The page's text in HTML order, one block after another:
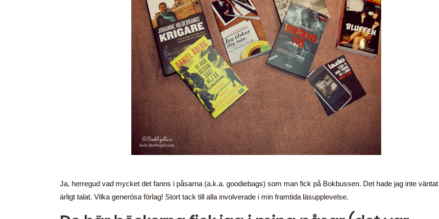
Ja, herregud vad mycket det fanns i påsarna (a.k.a. goodiebags) som man fick på Bokbussen. Det hade jag inte
ärligt talat. Vilka generösa förlag! Stort tack till alla involverade i min framtida läsupplevelse.